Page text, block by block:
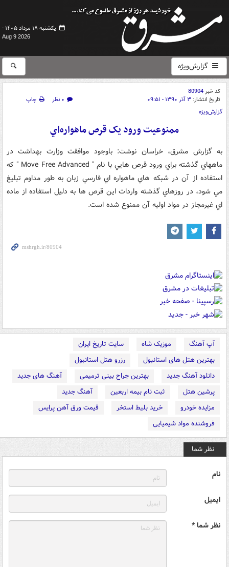
یکشنبه ۱۸ مرداد ۱۴۰۵ -
Aug 9 2026
گزارش‌ویژه
کد خبر80904
تاریخ انتشار: ۳ آذر ۱۳۹۰ - ۰۹:۵۱ ۰ نظر
چاپ
گزارش‌ویژه
ممنوعيت ورود يک قرص ماهواره‌اي
به گزارش مشرق، خراسان نوشت: باوجود موافقت وزارت بهداشت در
ماههاي گذشته براي ورود قرص هايي با نام " Move Free Advanced " که
استفاده از آن در شبکه هاي ماهواره اي فارسي زبان به طور مداوم تبليغ
مي شود، در روزهاي گذشته واردات اين قرص ها به دليل استفاده از ماده
اي غيرمجاز در مواد اوليه آن ممنوع شده است.
آپ آهنگ موزیک شاه
سایت تاریخ ایران
بهترین هتل های استانبول
رزرو هتل استانبول
دانلود آهنگ جدید
بهترین جراح بینی ترمیمی
آهنگ های جدید
پرشین هتل
ثبت نام بیمه اربعین
آهنگ جدید
مزایده خودرو
خرید بلیط استخر
قیمت ورق آهن پرایس
فروشنده مواد شیمیایی
نظر شما
نام
ایمیل
نظر شما *